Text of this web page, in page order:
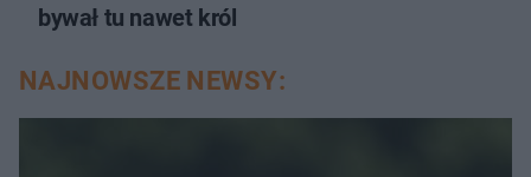
bywał tu nawet król
NAJNOWSZE NEWSY: